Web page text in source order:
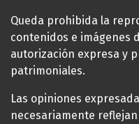
Queda prohibida la
contenidos e imágenes
autorización expresa y
patrimoniales.
Las opiniones
necesariamente